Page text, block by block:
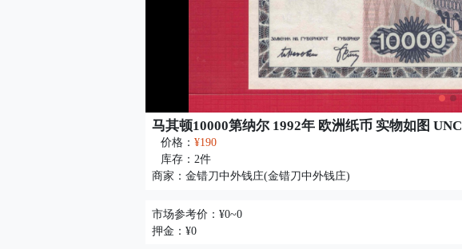
马其顿10000第纳尔 1992年 欧洲纸币 实物如图 UNC
价格： ¥190
库存： 2件
商家： 金错刀中外钱庄(金错刀中外钱庄)
市场参考价：¥0~0
押金：¥0